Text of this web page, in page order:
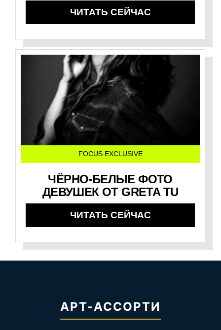
ЧИТАТЬ СЕЙЧАС
FOCUS EXCLUSIVE
ЧЁРНО-БЕЛЫЕ ФОТО
ДЕВУШЕК ОТ GRETA TU
ЧИТАТЬ СЕЙЧАС
АРТ-АССОРТИ